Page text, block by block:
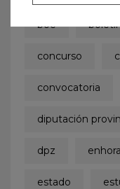
boe
concurso
convocatoria
diputación
dpz
estado